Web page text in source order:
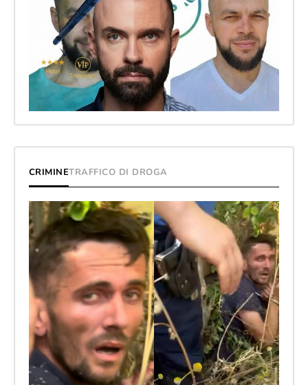
CRIMINETRAFFICO DI DROGA